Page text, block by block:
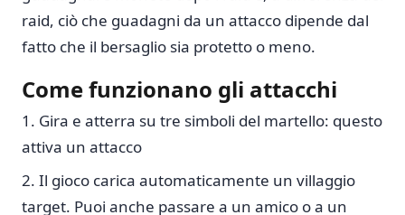
raid, ciò che guadagni da un attacco dipende dal
fatto che il bersaglio sia protetto o meno.
Come funzionano gli attacchi
Gira e atterra su tre simboli del martello: questo
attiva un attacco
Il gioco carica automaticamente un villaggio
target. Puoi anche passare a un amico o a un